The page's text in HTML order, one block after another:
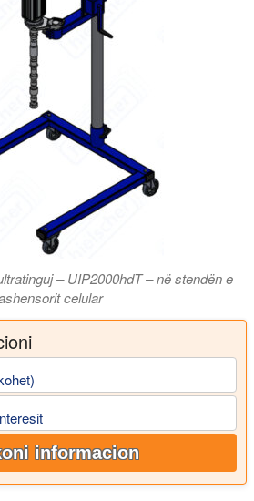
– UIP2000hdT – në stendën e
celular
informacion